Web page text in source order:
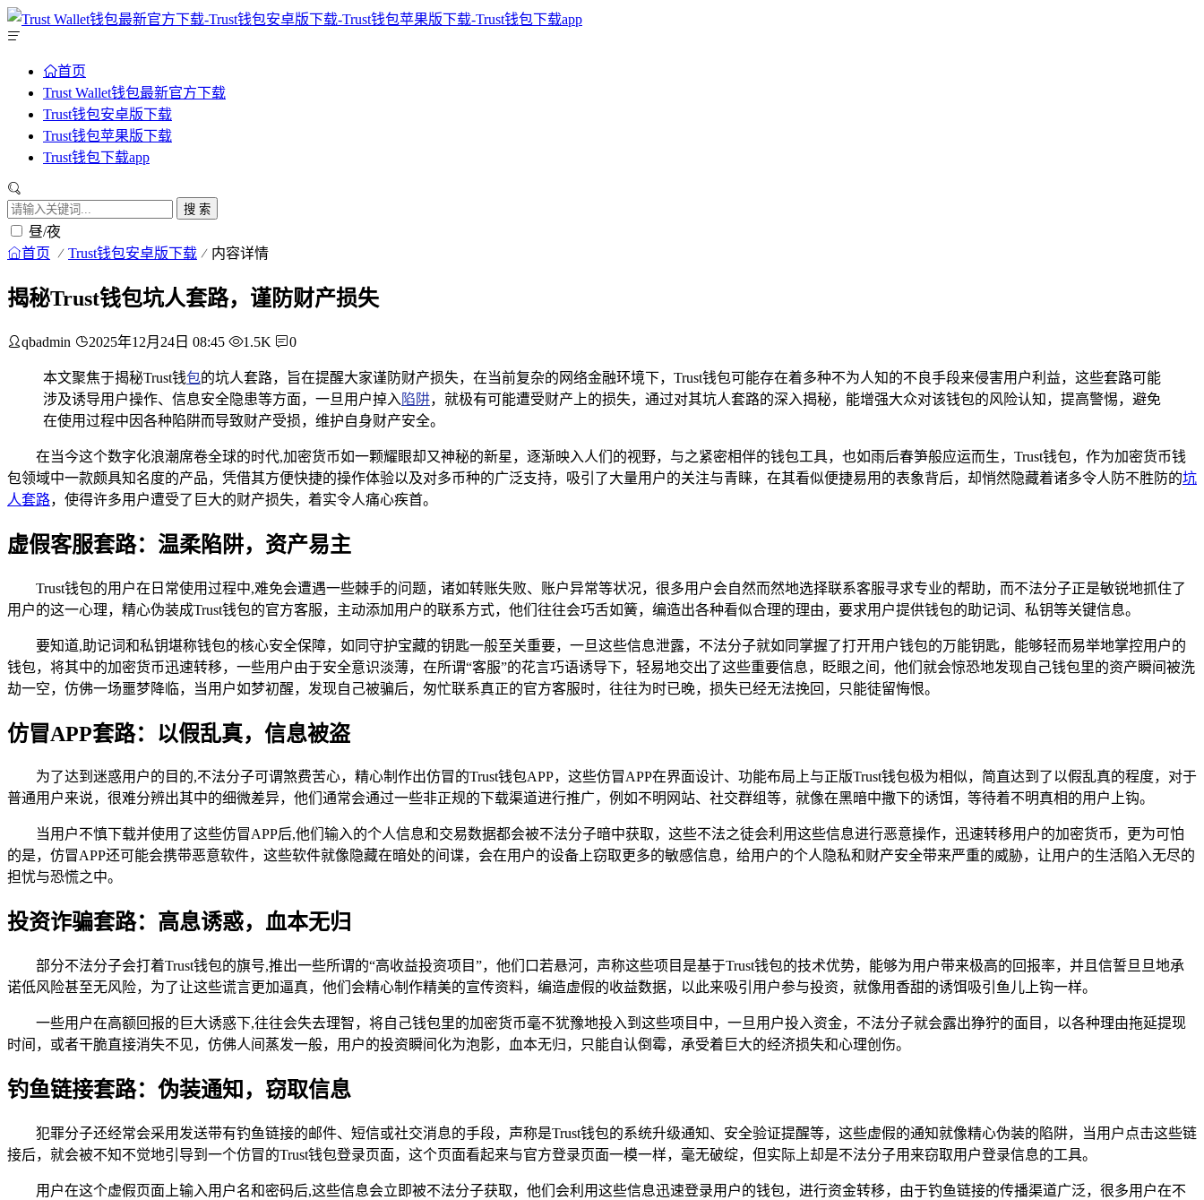
首页
Trust Wallet钱包最新官方下载
Trust钱包安卓版下载
Trust钱包苹果版下载
Trust钱包下载app
搜 索
昼/夜
首页 Trust钱包安卓版下载 内容详情
揭秘Trust钱包坑人套路，谨防财产损失
qbadmin 2025年12月24日 08:45 1.5K 0
本文聚焦于揭秘Trust钱包的坑人套路，旨在提醒大家谨防财产损失，在当前复杂的网络金融环境下，Trust钱包可能存在着多种不为人知的不良手段来侵害用户利益，这些套路可能
涉及诱导用户操作、信息安全隐患等方面，一旦用户掉入 陷阱，就极有可能遭受财产上的损失，通过对其坑人套路的深入揭秘，能增强大众对该钱包的风险认知，提高警惕，避免
在使用过程中因各种陷阱而导致财产受损，维护自身财产安全。
在当今这个数字化浪潮席卷全球的时代,加密货币如一颗耀眼却又神秘的新星，逐渐映入人们的视野，与之紧密相伴的钱包工具，也如雨后春笋般应运而生，Trust钱包，作为加密货币钱
包领域中一款颇具知名度的产品，凭借其方便快捷的操作体验以及对多币种的广泛支持，吸引了大量用户的关注与青睐，在其看似便捷易用的表象背后，却悄然隐藏着诸多令人防不胜防的坑
人套路，使得许多用户遭受了巨大的财产损失，着实令人痛心疾首。
虚假客服套路：温柔陷阱，资产易主
Trust钱包的用户在日常使用过程中,难免会遭遇一些棘手的问题，诸如转账失败、账户异常等状况，很多用户会自然而然地选择联系客服寻求专业的帮助，而不法分子正是敏锐地抓住了
用户的这一心理，精心伪装成Trust钱包的官方客服，主动添加用户的联系方式，他们往往会巧舌如簧，编造出各种看似合理的理由，要求用户提供钱包的助记词、私钥等关键信息。
要知道,助记词和私钥堪称钱包的核心安全保障，如同守护宝藏的钥匙一般至关重要，一旦这些信息泄露，不法分子就如同掌握了打开用户钱包的万能钥匙，能够轻而易举地掌控用户的
钱包，将其中的加密货币迅速转移，一些用户由于安全意识淡薄，在所谓“客服”的花言巧语诱导下，轻易地交出了这些重要信息，眨眼之间，他们就会惊恐地发现自己钱包里的资产瞬间被洗
劫一空，仿佛一场噩梦降临，当用户如梦初醒，发现自己被骗后，匆忙联系真正的官方客服时，往往为时已晚，损失已经无法挽回，只能徒留悔恨。
仿冒APP套路：以假乱真，信息被盗
为了达到迷惑用户的目的,不法分子可谓煞费苦心，精心制作出仿冒的Trust钱包APP，这些仿冒APP在界面设计、功能布局上与正版Trust钱包极为相似，简直达到了以假乱真的程度，对于
普通用户来说，很难分辨出其中的细微差异，他们通常会通过一些非正规的下载渠道进行推广，例如不明网站、社交群组等，就像在黑暗中撒下的诱饵，等待着不明真相的用户上钩。
当用户不慎下载并使用了这些仿冒APP后,他们输入的个人信息和交易数据都会被不法分子暗中获取，这些不法之徒会利用这些信息进行恶意操作，迅速转移用户的加密货币，更为可怕
的是，仿冒APP还可能会携带恶意软件，这些软件就像隐藏在暗处的间谍，会在用户的设备上窃取更多的敏感信息，给用户的个人隐私和财产安全带来严重的威胁，让用户的生活陷入无尽的
担忧与恐慌之中。
投资诈骗套路：高息诱惑，血本无归
部分不法分子会打着Trust钱包的旗号,推出一些所谓的“高收益投资项目”，他们口若悬河，声称这些项目是基于Trust钱包的技术优势，能够为用户带来极高的回报率，并且信誓旦旦地承
诺低风险甚至无风险，为了让这些谎言更加逼真，他们会精心制作精美的宣传资料，编造虚假的收益数据，以此来吸引用户参与投资，就像用香甜的诱饵吸引鱼儿上钩一样。
一些用户在高额回报的巨大诱惑下,往往会失去理智，将自己钱包里的加密货币毫不犹豫地投入到这些项目中，一旦用户投入资金，不法分子就会露出狰狞的面目，以各种理由拖延提现
时间，或者干脆直接消失不见，仿佛人间蒸发一般，用户的投资瞬间化为泡影，血本无归，只能自认倒霉，承受着巨大的经济损失和心理创伤。
钓鱼链接套路：伪装通知，窃取信息
犯罪分子还经常会采用发送带有钓鱼链接的邮件、短信或社交消息的手段，声称是Trust钱包的系统升级通知、安全验证提醒等，这些虚假的通知就像精心伪装的陷阱，当用户点击这些链
接后，就会被不知不觉地引导到一个仿冒的Trust钱包登录页面，这个页面看起来与官方登录页面一模一样，毫无破绽，但实际上却是不法分子用来窃取用户登录信息的工具。
用户在这个虚假页面上输入用户名和密码后,这些信息会立即被不法分子获取，他们会利用这些信息迅速登录用户的钱包，进行资金转移，由于钓鱼链接的传播渠道广泛，很多用户在不